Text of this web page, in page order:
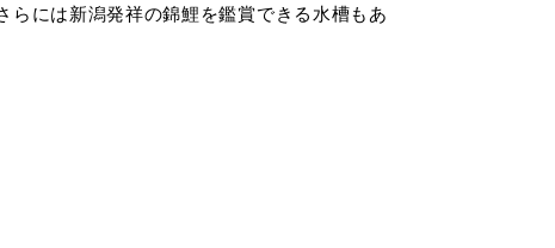
には新潟発祥の錦鯉を鑑賞できる水槽もあ